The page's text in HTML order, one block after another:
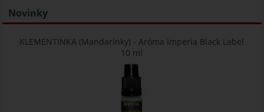
Novinky
KLEMENTINKA (Mandarínky) - Aróma Imperia Black Label
10 ml